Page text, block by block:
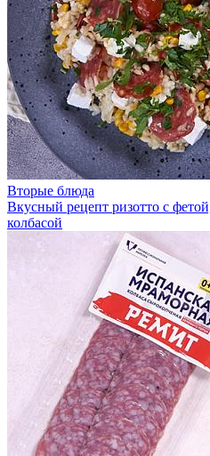
Вторые блюда
Вкусный рецепт ризотто с
колбасой